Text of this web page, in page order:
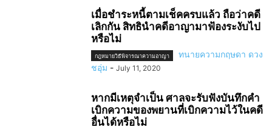
เมื่อชำระหนี้ตามเช็คครบแล้ว ถือว่าคดี
เลิกกัน สิทธินำคดีอาญามาฟ้องระงับไป
หรือไม่
กฎหมายวิธีพิจารณาความอาญา
ทนายความกฤษดา ดวง
ชอุ่ม - July 11, 2020
หากมีเหตุจำเป็น ศาลจะรับฟังบันทึกคำ
เบิกความของพยานที่เบิกความไว้ในคดี
อื่นได้หรือไม่